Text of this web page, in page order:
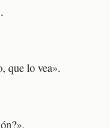
que lo vea».